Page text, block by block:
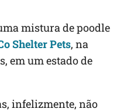
mistura de poodle
Shelter Pets, na
em um estado de
infelizmente, não